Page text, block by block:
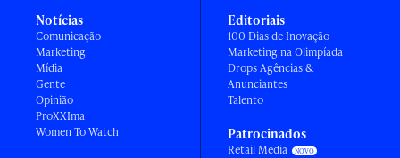
Notícias
Comunicação
Marketing
Mídia
Gente
Opinião
ProXXIma
Women To Watch
Editoriais
100 Dias de Inovação
Marketing na Olimpíada
Drops Agências &
Anunciantes
Talento
Patrocinados
Retail Media